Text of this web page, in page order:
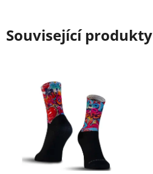
Související produkty